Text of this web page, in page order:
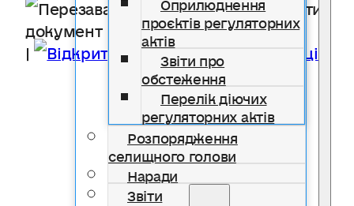
проєктів регуляторних
актів
Звіти про
обстеження
Перелік діючих
регуляторних актів
Розпорядження
селищного голови
Наради
Звіти
документ
| Відкрити в новій вкладці